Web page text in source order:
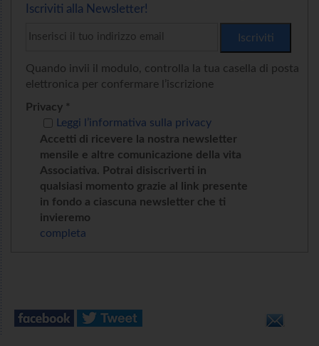
Iscriviti alla Newsletter!
Quando invii il modulo, controlla la tua casella di posta
elettronica per confermare l’iscrizione
Privacy *
Accetti di ricevere la nostra newsletter
mensile e altre comunicazione della vita
Associativa. Potrai disiscriverti in
qualsiasi momento grazie al link presente
in fondo a ciascuna newsletter che ti
invieremo
Leggi l’informativa sulla privacy
completa